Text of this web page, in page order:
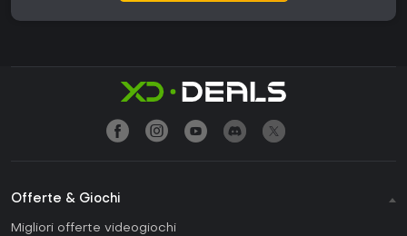
Offerte & Giochi
Migliori offerte videogiochi